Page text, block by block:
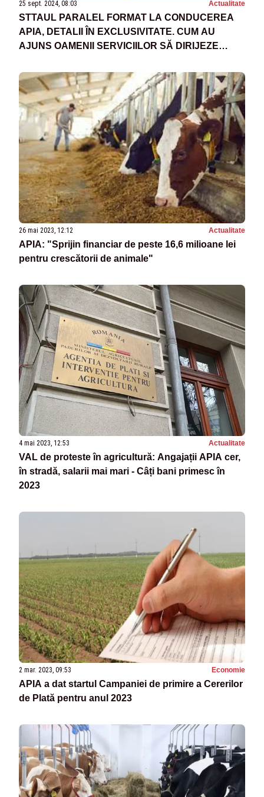
25 sept. 2024, 08:03 Actualitate
STTAUL PARALEL FORMAT LA CONDUCEREA
APIA, DETALII ÎN EXCLUSIVITATE. CUM AU
AJUNS OAMENII SERVICIILOR SĂ DIRIJEZE
26 mai 2023, 12:12 Actualitate
APIA: "Sprijin financiar de peste 16,6 milioane lei
pentru crescătorii de animale"
4 mai 2023, 12:53 Actualitate
VAL de proteste în agricultură: Angajații APIA cer,
în stradă, salarii mai mari - Câți bani primesc în
2023
2 mar. 2023, 09:53 Economie
APIA a dat startul Campaniei de primire a Cererilor
de Plată pentru anul 2023